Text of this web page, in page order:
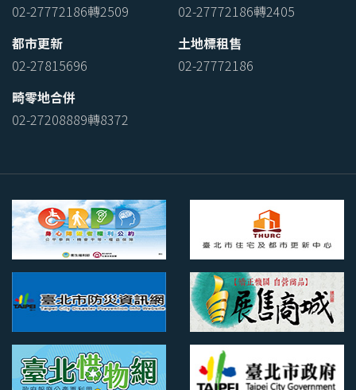
02-27772186轉2509
02-27772186轉2405
都市更新
02-27815696
土地標租售
02-27772186
畸零地合併
02-27208889轉8372